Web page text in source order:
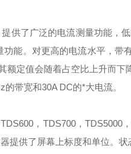
供了广泛的电流测量功能，
能。对更高的电流水平，带
额定值会随着占空比上升而下
带宽和30A DC的*大电流。
，TDS700，TDS5000
提供了屏幕上标度和单位。